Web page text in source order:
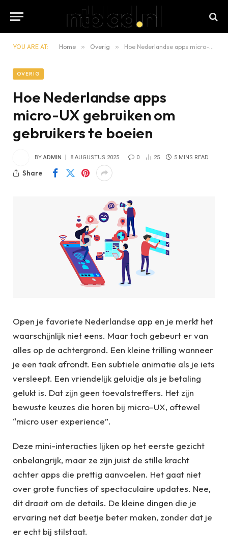
YOU ARE AT: Home » Overig » Hoe Nederlandse apps micro-UX gebruiken om gebruikers te boeien
OVERIG
Hoe Nederlandse apps
micro-UX gebruiken om
gebruikers te boeien
BY ADMIN 8 AUGUSTUS 2025 0 25 5 MINS READ
Share
Open je favoriete Nederlandse app en je merkt het
waarschijnlijk niet eens. Maar toch gebeurt er van
alles op de achtergrond. Een kleine trilling wanneer
je een taak afrondt. Een subtiele animatie als je iets
versleept. Een vriendelijk geluidje als je betaling
gelukt is. Dat zijn geen toevalstreffers. Het zijn
bewuste keuzes die horen bij micro-UX, oftewel
“micro user experience”.
Deze mini-interacties lijken op het eerste gezicht
onbelangrijk, maar ze zijn juist de stille kracht
achter apps die prettig aanvoelen. Het gaat niet
over grote functies of spectaculaire updates. Nee,
dit draait om de details. De kleine dingen die je
ervaring net dat beetje beter maken, zonder dat je
er echt bij stilstaat.